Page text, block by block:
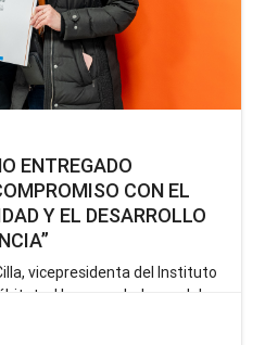
ENTREGADO
CON EL
Y EL DESARROLLO
vicepresidenta del Instituto
al hacer un balance del
marco de la operatoria